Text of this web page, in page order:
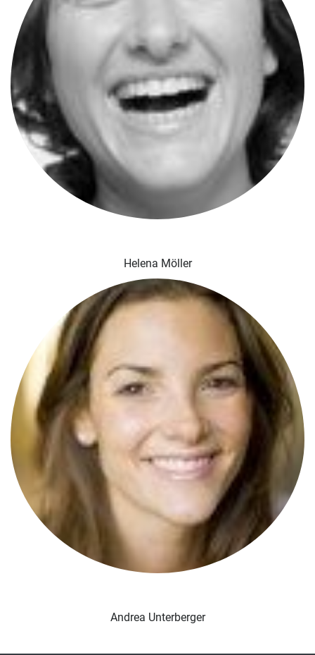
Helena Möller
Andrea Unterberger